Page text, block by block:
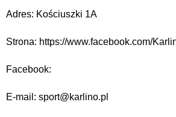
Adres: Kościuszki 1A
Strona: https://www.facebook.com/
Facebook:
E-mail: sport@karlino.pl